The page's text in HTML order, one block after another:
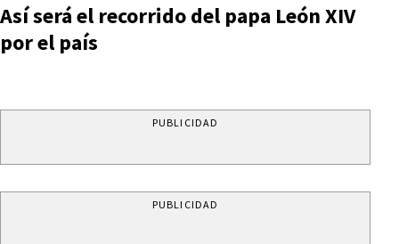
Así será el recorrido del papa León XIV
por el país
PUBLICIDAD
PUBLICIDAD